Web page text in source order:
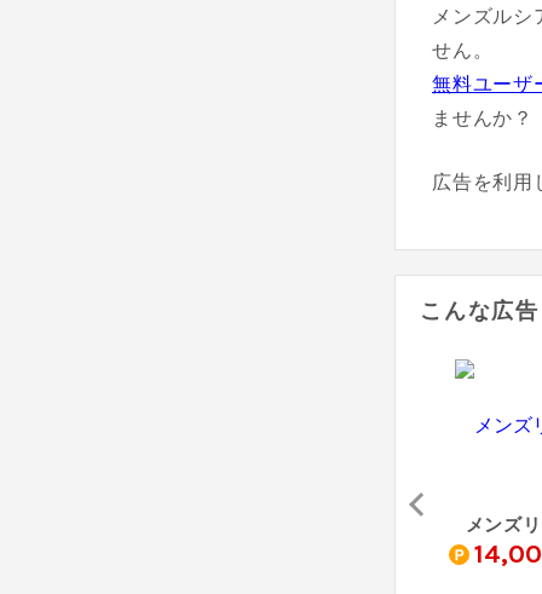
メンズルシ
せん。
無料ユーザ
ませんか？
広告を利用
こんな広
メンズ